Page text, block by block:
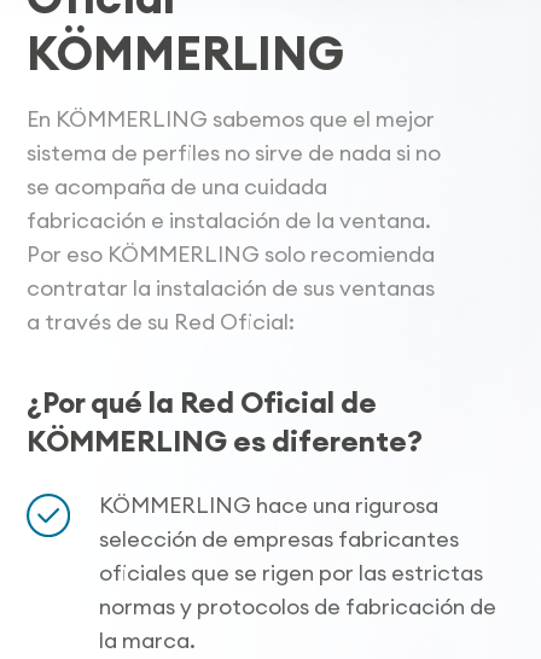
KÖMMERLING
En KÖMMERLING sabemos que el mejor
sistema de perfiles no sirve de nada si no
se acompaña de una cuidada
fabricación e instalación de la ventana.
Por eso KÖMMERLING solo recomienda
contratar la instalación de sus ventanas
a través de su Red Oficial:
¿Por qué la Red Oficial de
KÖMMERLING es diferente?
KÖMMERLING hace una rigurosa
selección de empresas fabricantes
oficiales que se rigen por las estrictas
normas y protocolos de fabricación de
la marca.